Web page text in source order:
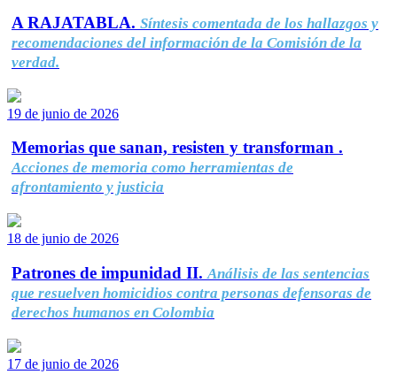
A RAJATABLA. Síntesis comentada de los hallazgos y
recomendaciones del información de la Comisión de la
verdad.
19 de junio de 2026
Memorias que sanan, resisten y transforman .
Acciones de memoria como herramientas de
afrontamiento y justicia
18 de junio de 2026
Patrones de impunidad II. Análisis de las sentencias
que resuelven homicidios contra personas defensoras de
derechos humanos en Colombia
17 de junio de 2026